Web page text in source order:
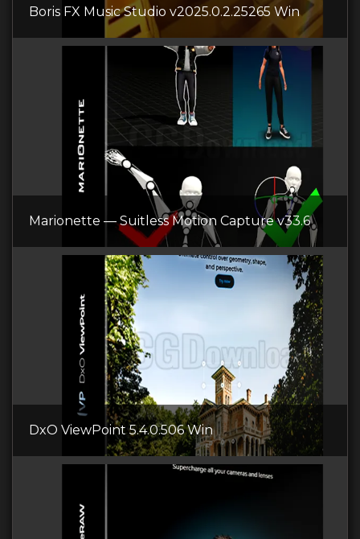
Boris FX Music Studio v2025.0.2.25265 Win
Marionette — Suitless Motion Capture v33.6
DxO ViewPoint 5.4.0.506 Win